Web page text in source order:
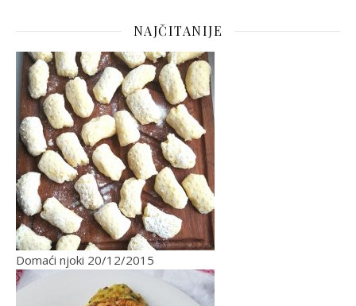
NAJČITANIJE
Domaći njoki 20/12/2015